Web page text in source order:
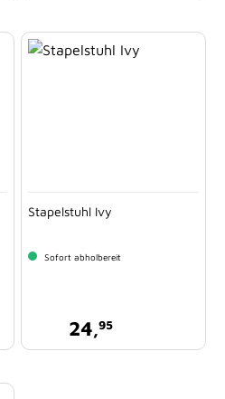
Stapelstuhl Ivy
Sofort abholbereit
24,95